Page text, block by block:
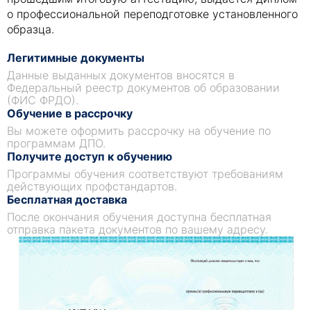
о профессиональной переподготовке установленного
образца.
Легитимные документы
Данные выданных документов вносятся в
Федеральный реестр документов об образовании
(ФИС ФРДО).
Обучение в рассрочку
Вы можете оформить рассрочку на обучение по
программам ДПО.
Получите доступ к обучению
Программы обучения соответствуют требованиям
действующих профстандартов.
Бесплатная доставка
После окончания обучения доступна бесплатная
отправка пакета документов по вашему адресу.